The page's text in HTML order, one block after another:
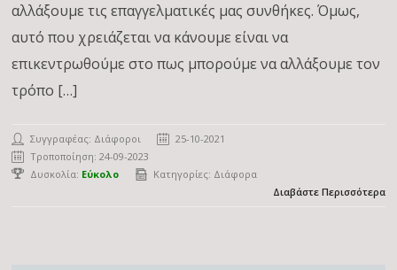
αλλάξουμε τις επαγγελματικές μας συνθήκες. Όμως,
αυτό που χρειάζεται να κάνουμε είναι να
επικεντρωθούμε στο πως μπορούμε να αλλάξουμε τον
τρόπο […]
Συγγραφέας: Διάφοροι
25-10-2021
Τροποποίηση: 24-09-2023
Δυσκολία: Εύκολο Κατηγορίες: Διάφορα
Διαβάστε Περισσότερα